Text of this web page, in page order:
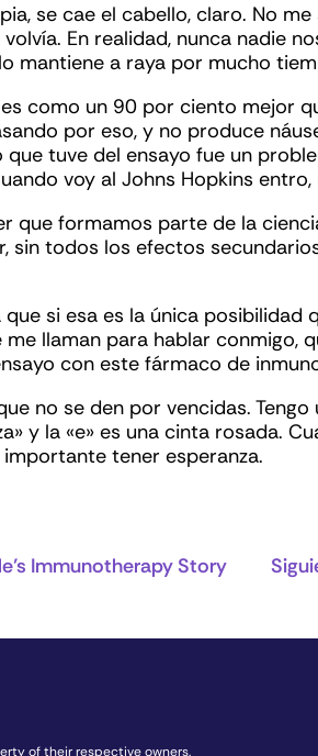
se cae el cabello, claro. No
En realidad, nunca nadie
mantiene a raya por mucho
como un 90 por ciento mejor
por eso, y no produce
tuve del ensayo fue un
voy al Johns Hopkins
que formamos parte de la
sin todos los efectos
si esa es la única posibilidad
me llaman para hablar conmigo,
con este fármaco de
no se den por vencidas.
y la «e» es una cinta rosada.
tener esperanza.
Immunotherapy Story
of their respective owners.